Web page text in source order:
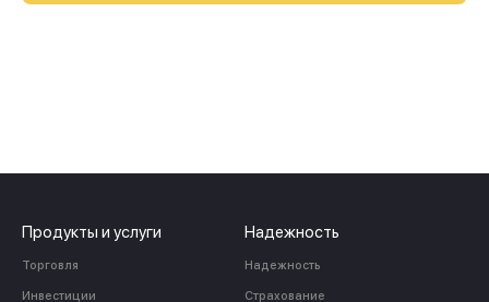
Продукты и услуги
Торговля
Инвестиции
Надежность
Надежность
Страхование